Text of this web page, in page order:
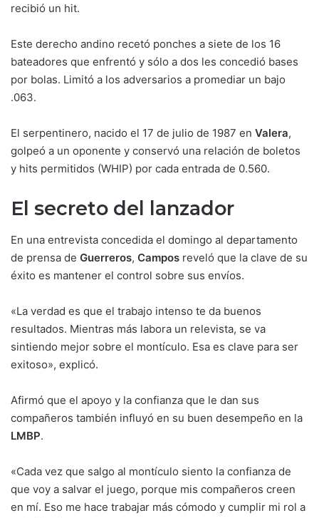
recibió un hit.
Este derecho andino recetó ponches a siete de los 16
bateadores que enfrentó y sólo a dos les concedió bases
por bolas. Limitó a los adversarios a promediar un bajo
.063.
El serpentinero, nacido el 17 de julio de 1987 en Valera,
golpeó a un oponente y conservó una relación de boletos
y hits permitidos (WHIP) por cada entrada de 0.560.
El secreto del lanzador
En una entrevista concedida el domingo al departamento
de prensa de Guerreros, Campos reveló que la clave de su
éxito es mantener el control sobre sus envíos.
«La verdad es que el trabajo intenso te da buenos
resultados. Mientras más labora un relevista, se va
sintiendo mejor sobre el montículo. Esa es clave para ser
exitoso», explicó.
Afirmó que el apoyo y la confianza que le dan sus
compañeros también influyó en su buen desempeño en la
LMBP.
«Cada vez que salgo al montículo siento la confianza de
que voy a salvar el juego, porque mis compañeros creen
en mí. Eso me hace trabajar más cómodo y cumplir mi rol a